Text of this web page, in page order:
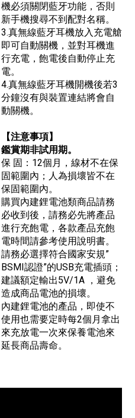
機必須關閉藍牙功能，否則
新手機搜尋不到配對名稱。
3.真無線藍牙耳機放入充電艙
即可自動關機，並對耳機進
行充電，飽電後自動停止充
電。
4.真無線藍牙耳機開機後若3
分鐘沒有與裝置連結將會自
動關機。
【注意事項】
鑑賞期非試用期。
保 固：12個月，線材不在保
固範圍內；人為損壞皆不在
保固範圍內。
購買內建鋰電池類商品請務
必收到後，請務必先將產品
進行充飽電，各款產品充飽
電時間請參考使用說明書。
請務必選擇符合國家安規”
BSMI認證”的USB充電插頭；
建議額定輸出5V/1A ，避免
造成商品電池的損壞。
內建鋰電池的產品，即使不
使用也需要定時每2個月拿出
來充放電一次來保養電池來
延長商品壽命。